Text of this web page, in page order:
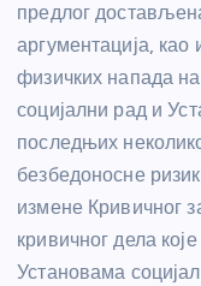
предлог
аргументација, као
физичких напада
социјални рад и
последњих
безбедоносне
измене Кривичног
кривичног дела
Установама